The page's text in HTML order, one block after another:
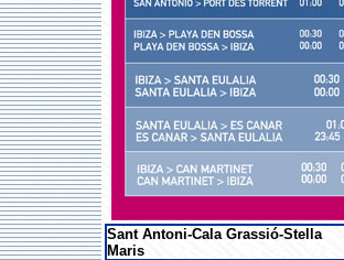
Sant Antoni-Cala Grassió-Stella
Maris